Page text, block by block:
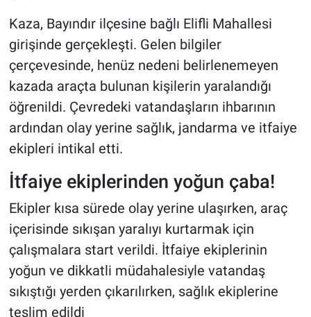
Kaza, Bayındır ilçesine bağlı Elifli Mahallesi
girişinde gerçekleşti. Gelen bilgiler
çerçevesinde, henüz nedeni belirlenemeyen
kazada araçta bulunan kişilerin yaralandığı
öğrenildi. Çevredeki vatandaşların ihbarının
ardından olay yerine sağlık, jandarma ve itfaiye
ekipleri intikal etti.
İtfaiye ekiplerinden yoğun çaba!
Ekipler kısa sürede olay yerine ulaşırken, araç
içerisinde sıkışan yaralıyı kurtarmak için
çalışmalara start verildi. İtfaiye ekiplerinin
yoğun ve dikkatli müdahalesiyle vatandaş
sıkıştığı yerden çıkarılırken, sağlık ekiplerine
teslim edildi